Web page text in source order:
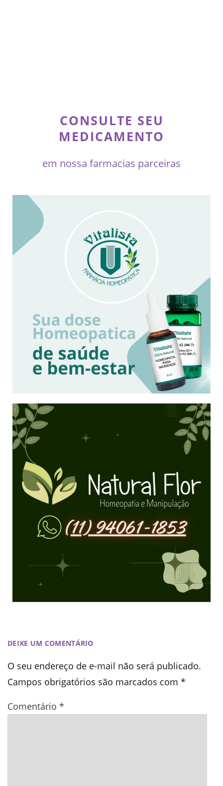
CONSULTE SEU
MEDICAMENTO
em nossa farmacias parceiras
DEIXE UM COMENTÁRIO
O seu endereço de e-mail não será publicado.
Campos obrigatórios são marcados com *
Comentário *